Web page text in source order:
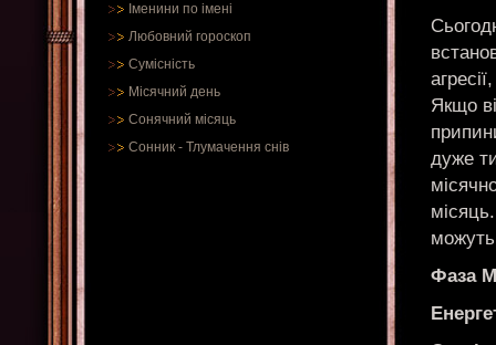
Іменини по імені
Любовний гороскоп
Сумісність
Місячний день
Сонячний місяць
Сонник - Тлумачення снів
Якщо
дуже
Фаза